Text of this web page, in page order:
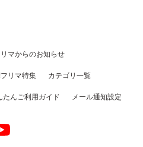
マからのお知らせ
リマ特集 カテゴリ一覧
たんご利用ガイド メール通知設定